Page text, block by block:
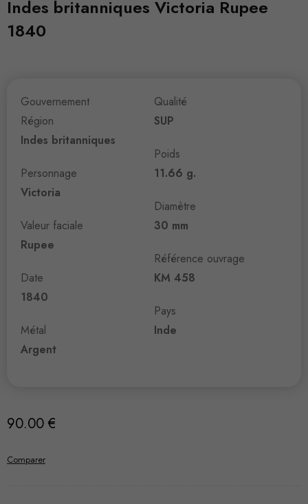
Indes britanniques Victoria Rupee
1840
Gouvernement
Région
Indes britanniques
Personnage
Victoria
Valeur faciale
Rupee
Date
1840
Métal
Argent
Qualité
SUP
Poids
11.66 g.
Diamètre
30 mm
Référence ouvrage
KM 458
Pays
Inde
90.00 €
Comparer